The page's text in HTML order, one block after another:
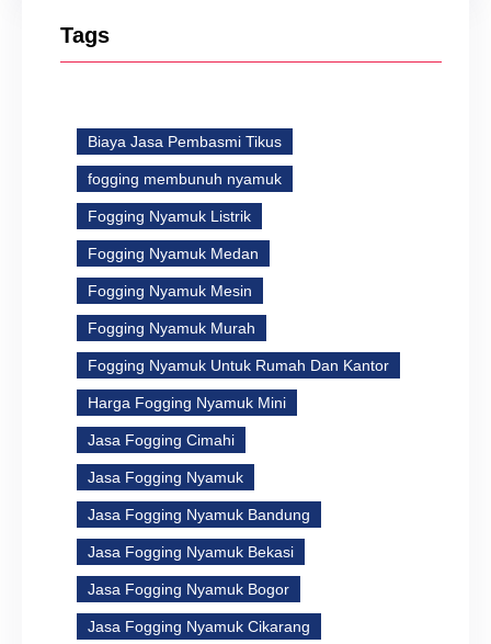
Tags
Biaya Jasa Pembasmi Tikus
fogging membunuh nyamuk
Fogging Nyamuk Listrik
Fogging Nyamuk Medan
Fogging Nyamuk Mesin
Fogging Nyamuk Murah
Fogging Nyamuk Untuk Rumah Dan Kantor
Harga Fogging Nyamuk Mini
Jasa Fogging Cimahi
Jasa Fogging Nyamuk
Jasa Fogging Nyamuk Bandung
Jasa Fogging Nyamuk Bekasi
Jasa Fogging Nyamuk Bogor
Jasa Fogging Nyamuk Cikarang